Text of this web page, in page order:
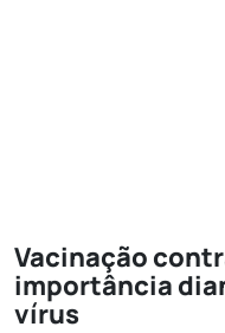
Vacinação
importância
vírus